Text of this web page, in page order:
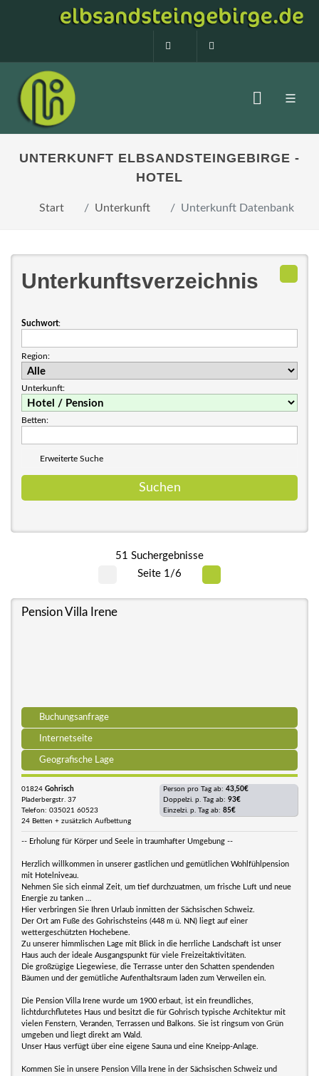
0160 99873408
UNTERKUNFT ELBSANDSTEINGEBIRGE -
HOTEL
Start Unterkunft Unterkunft Datenbank
Unterkunftsverzeichnis
Suchwort:
Region:
Unterkunft:
Betten:
Erweiterte Suche
51 Suchergebnisse
Seite 1/6
Pension Villa Irene
Buchungsanfrage
Internetseite
Geografische Lage
01824 Gohrisch
Pladerbergstr. 37
Telefon: 035021 60523
24 Betten + zusätzlich Aufbettung
Person pro Tag ab: 43,50€
Doppelzi. p. Tag ab: 93€
Einzelzi. p. Tag ab: 85€
-- Erholung für Körper und Seele in traumhafter Umgebung --
Herzlich willkommen in unserer gastlichen und gemütlichen Wohlfühlpension
mit Hotelniveau.
Nehmen Sie sich einmal Zeit, um tief durchzuatmen, um frische Luft und neue
Energie zu tanken …
Hier verbringen Sie Ihren Urlaub inmitten der Sächsischen Schweiz.
Der Ort am Fuße des Gohrischsteins (448 m ü. NN) liegt auf einer
wettergeschützten Hochebene.
Zu unserer himmlischen Lage mit Blick in die herrliche Landschaft ist unser
Haus auch der ideale Ausgangspunkt für viele Freizeitaktivitäten.
Die großzügige Liegewiese, die Terrasse unter den Schatten spendenden
Bäumen und der gemütliche Aufenthaltsraum laden zum Verweilen ein.
Die Pension Villa Irene wurde um 1900 erbaut, ist ein freundliches,
lichtdurchflutetes Haus und besitzt die für Gohrisch typische Architektur mit
vielen Fenstern, Veranden, Terrassen und Balkons. Sie ist ringsum von Grün
umgeben und liegt direkt am Wald.
Unser Haus verfügt über eine eigene Sauna und eine Kneipp-Anlage.
Kommen Sie in unsere Pension Villa Irene in der Sächsischen Schweiz und